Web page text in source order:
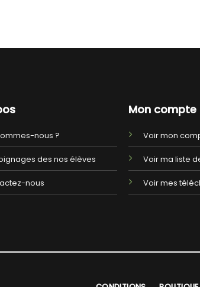
nous ?
des nos élèves
nous
Mon compte
Voir mon
Voir ma liste
Voir mes